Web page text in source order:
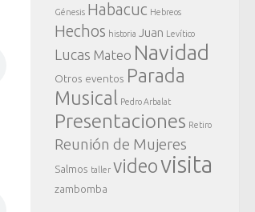
Génesis Habacuc Hebreos
Hechos historia Juan Levítico
Lucas Mateo Navidad
Otros eventos Parada
Musical
Pedro Arbalat
Presentaciones Retiro
Reunión de Mujeres
Salmos taller videovisita
zambomba